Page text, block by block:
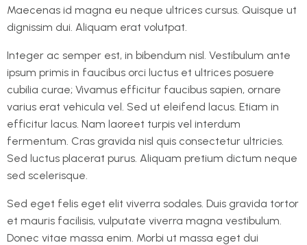
Maecenas id magna eu neque ultrices cursus. Quisque ut
dignissim dui. Aliquam erat volutpat.
Integer ac semper est, in bibendum nisl. Vestibulum ante
ipsum primis in faucibus orci luctus et ultrices posuere
cubilia curae; Vivamus efficitur faucibus sapien, ornare
varius erat vehicula vel. Sed ut eleifend lacus. Etiam in
efficitur lacus. Nam laoreet turpis vel interdum
fermentum. Cras gravida nisl quis consectetur ultricies.
Sed luctus placerat purus. Aliquam pretium dictum neque
sed scelerisque.
Sed eget felis eget elit viverra sodales. Duis gravida tortor
et mauris facilisis, vulputate viverra magna vestibulum.
Donec vitae massa enim. Morbi ut massa eget dui